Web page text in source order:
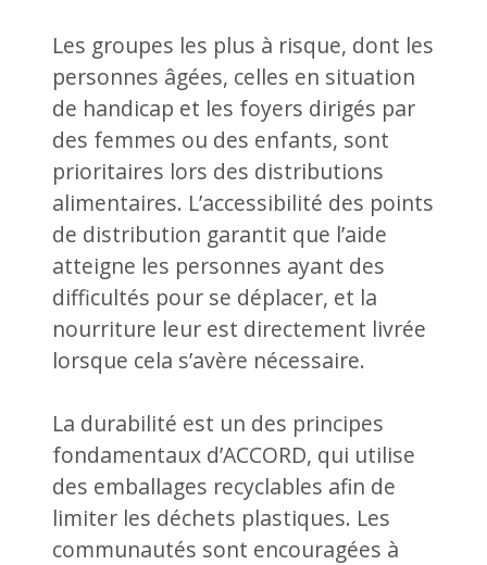
Les groupes les plus à risque, dont les
personnes âgées, celles en situation
de handicap et les foyers dirigés par
des femmes ou des enfants, sont
prioritaires lors des distributions
alimentaires. L’accessibilité des points
de distribution garantit que l’aide
atteigne les personnes ayant des
difficultés pour se déplacer, et la
nourriture leur est directement livrée
lorsque cela s’avère nécessaire.
La durabilité est un des principes
fondamentaux d’ACCORD, qui utilise
des emballages recyclables afin de
limiter les déchets plastiques. Les
communautés sont encouragées à